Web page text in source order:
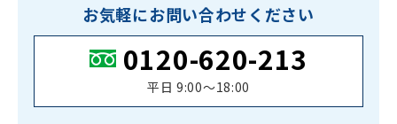
お気軽にお問い合わせください
0120-620-213
平日 9:00〜18:00